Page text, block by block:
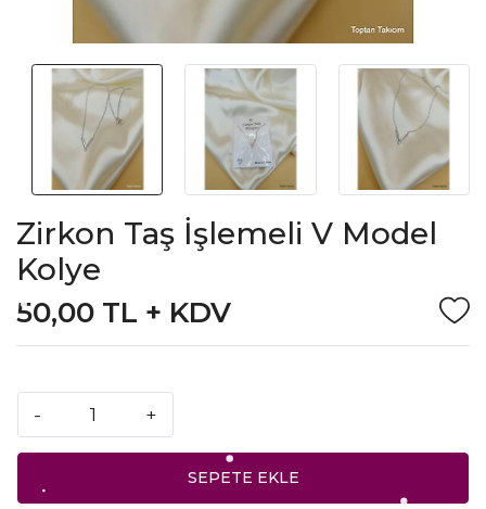
Zirkon Taş İşlemeli V Model
Kolye
50,00 TL + KDV
- +
SEPETE EKLE